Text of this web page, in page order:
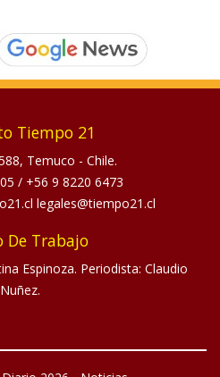
Tiempo 21
Temuco - Chile.
/ +56 9 8220 6473
legales@tiempo21.cl
De Trabajo
Espinoza. Periodista: Claudio
Nuñez.